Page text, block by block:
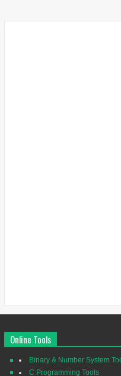
Online Tools
Binary & Number System
C Programming Tools